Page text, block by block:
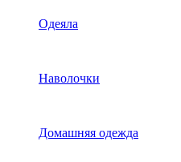
Одеяла
Наволочки
Домашняя одежда